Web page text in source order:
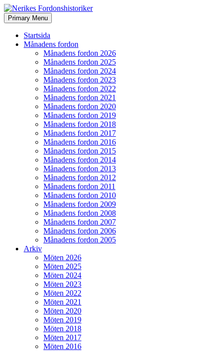
Nerikes Fordonshistoriker
Search
Primary Menu Skip
to
Startsida
Månadens fordon
Månadens fordon 2026
Månadens fordon 2025
Månadens fordon 2024
Månadens fordon 2023
Månadens fordon 2022
Månadens fordon 2021
Månadens fordon 2020
Månadens fordon 2019
Månadens fordon 2018
Månadens fordon 2017
Månadens fordon 2016
Månadens fordon 2015
Månadens fordon 2014
Månadens fordon 2013
Månadens fordon 2012
Månadens fordon 2011
Månadens fordon 2010
Månadens fordon 2009
Månadens fordon 2008
Månadens fordon 2007
Månadens fordon 2006
Månadens fordon 2005
Arkiv
Möten 2026
Möten 2025
Möten 2024
Möten 2023
Möten 2022
Möten 2021
Möten 2020
Möten 2019
Möten 2018
Möten 2017
Möten 2016